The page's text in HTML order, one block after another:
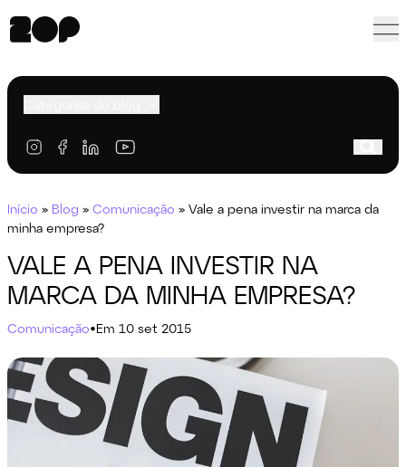
Início » Blog »Comunicação »Vale a pena investir na marca da
minha empresa?
VALE A PENA INVESTIR NA
MARCA DA MINHA EMPRESA?
Comunicação•Em 10 set 2015